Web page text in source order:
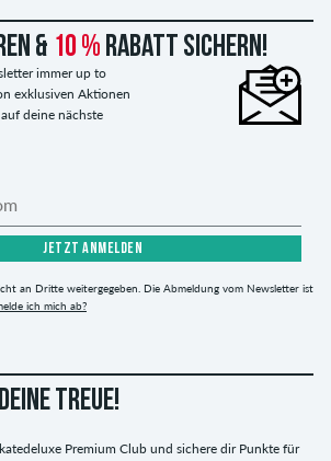
& 10 % Rabatt sichern!
immer up to
exklusiven Aktionen
deine nächste
JETZT ANMELDEN
an Dritte weitergegeben. Die Abmeldung vom Newsletter ist
ich mich ab?
TREUE!
Premium Club und sichere dir Punkte für